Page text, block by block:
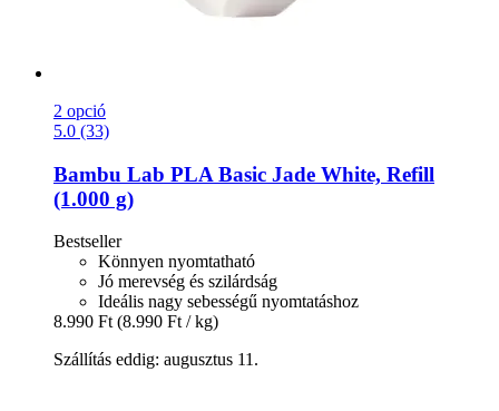
2 opció
5.0 (33)
Bambu Lab PLA Basic Jade White, Refill
(1.000 g)
Bestseller
Könnyen nyomtatható
Jó merevség és szilárdság
Ideális nagy sebességű nyomtatáshoz
8.990 Ft (8.990 Ft / kg)
Szállítás eddig: augusztus 11.